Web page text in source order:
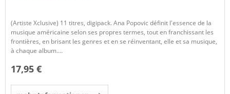
(Artiste Xclusive) 11 titres, digipack. Ana Popovic définit l'essence de la
musique américaine selon ses propres termes, tout en franchissant les
frontières, en brisant les genres et en se réinventant, elle et sa musique,
à chaque album....
17,95 €